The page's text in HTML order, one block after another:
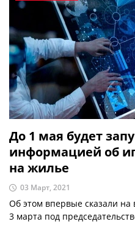
До 1 мая будет
информацией об
на жилье
03 Март, 2021
Об этом впервые сказали
3 марта под